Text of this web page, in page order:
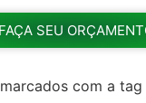
SEU
com a tag